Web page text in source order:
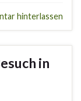
hinterlassen
in